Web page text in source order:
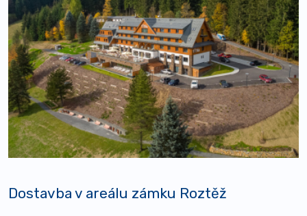
Dostavba v areálu zámku Roztěž